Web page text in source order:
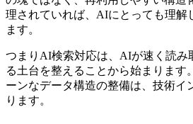
理されていれば、AIにとっても理解
ます。
つまりAI検索対応は、AIが速く読み
る土台を整えることから始まります
ーンなデータ構造の整備は、技術イ
ります。